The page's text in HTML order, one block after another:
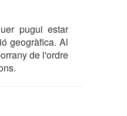
pugui estar
geogràfica. Al
de l'ordre